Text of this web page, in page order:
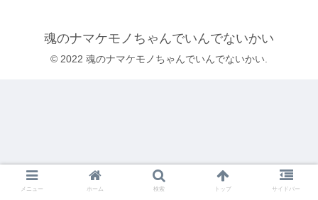
魂のナマケモノちゃんでいんでないかい
© 2022 魂のナマケモノちゃんでいんでないかい.
メニュー ホーム 検索 トップ サイドバー